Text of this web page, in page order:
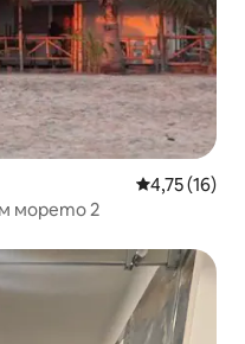
Средна
4,75 (16)
морето 2